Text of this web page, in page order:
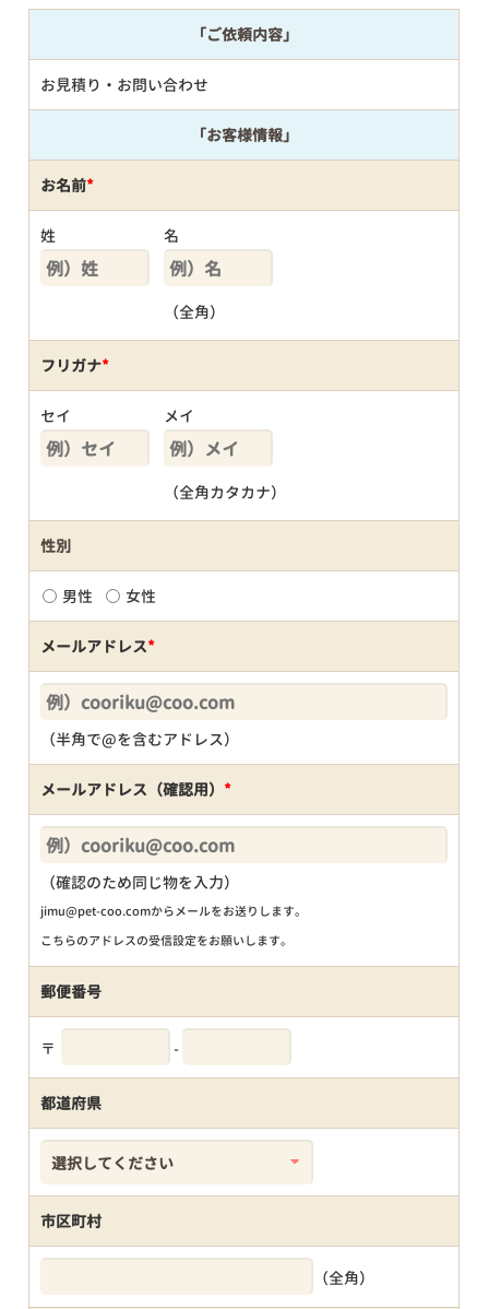
「ご依頼内容」
お見積り・お問い合わせ
「お客様情報」
お名前*
姓 名
（全角）
フリガナ*
セイ メイ
（全角カタカナ）
性別
男性 女性
メールアドレス*
（半角で@を含むアドレス）
メールアドレス（確認用） *
（確認のため同じ物を入力）
jimu@pet-coo.comからメールをお送りします。
こちらのアドレスの受信設定をお願いします。
郵便番号
〒 -
都道府県
市区町村
（全角）